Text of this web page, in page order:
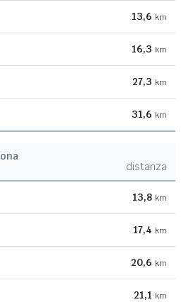
13,6 km
16,3 km
27,3 km
31,6 km
distanza
13,8 km
17,4 km
20,6 km
21,1 km